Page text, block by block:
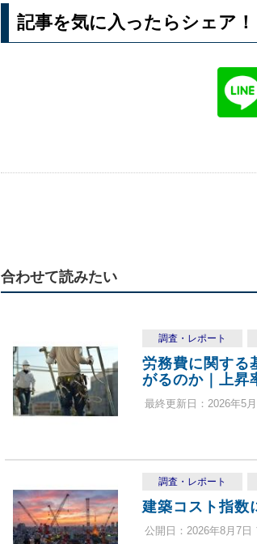
記事を気に入ったらシェア！
合わせて読みたい
調査・レポート
労務費に関する
がるのか｜上昇
最終更新日：2026年5
調査・レポート
建築コスト指数
公開日：2026年8月7